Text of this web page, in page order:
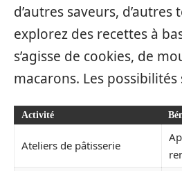
d’autres saveurs,
explorez des recettes à
s’agisse de cookies, de
macarons. Les
Activité
Ateliers de pâtisserie